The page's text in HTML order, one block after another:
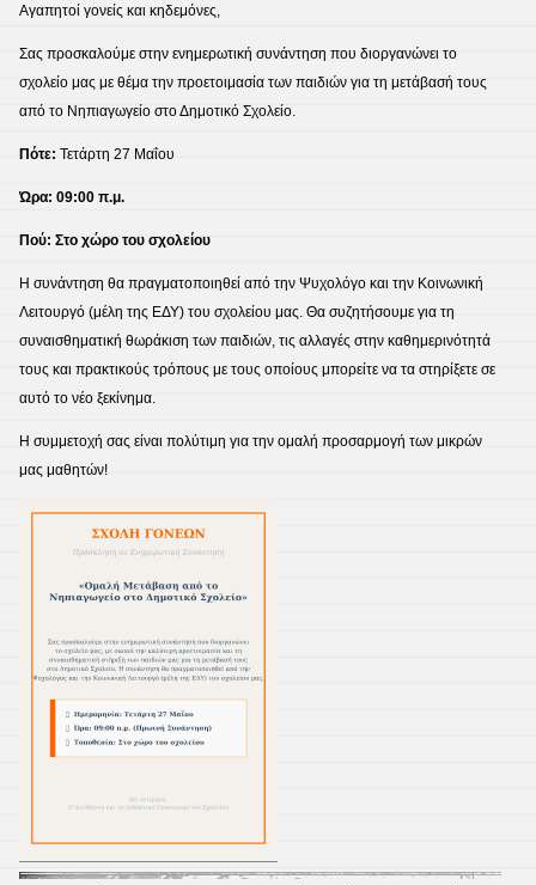
Αγαπητοί γονείς και κηδεμόνες,
Σας προσκαλούμε στην ενημερωτική συνάντηση που διοργανώνει το
σχολείο μας με θέμα την προετοιμασία των παιδιών για τη μετάβασή τους
από το Νηπιαγωγείο στο Δημοτικό Σχολείο.
Πότε: Τετάρτη 27 Μαΐου
Ώρα: 09:00 π.μ.
Πού: Στο χώρο του σχολείου
Η συνάντηση θα πραγματοποιηθεί από την Ψυχολόγο και την Κοινωνική
Λειτουργό (μέλη της ΕΔΥ) του σχολείου μας. Θα συζητήσουμε για τη
συναισθηματική θωράκιση των παιδιών, τις αλλαγές στην καθημερινότητά
τους και πρακτικούς τρόπους με τους οποίους μπορείτε να τα στηρίξετε σε
αυτό το νέο ξεκίνημα.
Η συμμετοχή σας είναι πολύτιμη για την ομαλή προσαρμογή των μικρών
μας μαθητών!